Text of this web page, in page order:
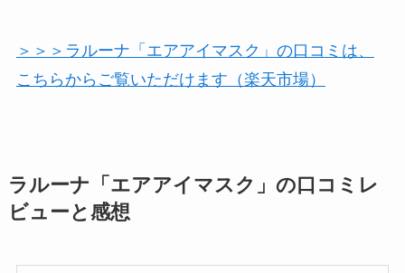
＞＞＞ラルーナ「エアアイマスク」の口コミは、
こちらからご覧いただけます（楽天市場）
ラルーナ「エアアイマスク」の口コミレ
ビューと感想